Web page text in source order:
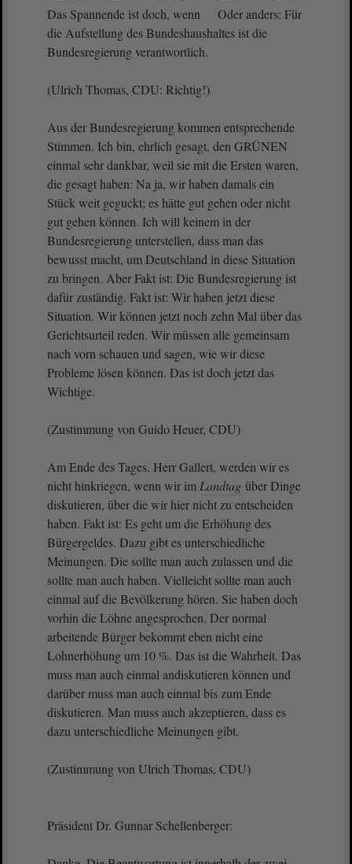
Das Spannende ist doch, wenn Oder anders: Für
die Aufstellung des Bundeshaushaltes ist die
Bundesregierung verantwortlich.
(Ulrich Thomas, CDU: Richtig!)
Aus der Bundesregierung kommen entsprechende
Stimmen. Ich bin, ehrlich gesagt, den GRÜNEN
einmal sehr dankbar, weil sie mit die Ersten waren,
die gesagt haben: Na ja, wir haben damals ein
Stück weit geguckt; es hätte gut gehen oder nicht
gut gehen können. Ich will keinem in der
Bundesregierung unterstellen, dass man das
bewusst macht, um Deutschland in diese Situation
zu bringen. Aber Fakt ist: Die Bundesregierung ist
dafür zuständig. Fakt ist: Wir haben jetzt diese
Situation. Wir können jetzt noch zehn Mal über das
Gerichtsurteil reden. Wir müssen alle gemeinsam
nach vorn schauen und sagen, wie wir diese
Probleme lösen können. Das ist doch jetzt das
Wichtige.
(Zustimmung von Guido Heuer, CDU)
Am Ende des Tages, Herr Gallert, werden wir es
nicht hinkriegen, wenn wir im Landtag über Dinge
diskutieren, über die wir hier nicht zu entscheiden
haben. Fakt ist: Es geht um die Erhöhung des
Bürgergeldes. Dazu gibt es unterschiedliche
Meinungen. Die sollte man auch zulassen und die
sollte man auch haben. Vielleicht sollte man auch
einmal auf die Bevölkerung hören. Sie haben doch
vorhin die Löhne angesprochen. Der normal
arbeitende Bürger bekommt eben nicht eine
Lohnerhöhung um 10 %. Das ist die Wahrheit. Das
muss man auch einmal andiskutieren können und
darüber muss man auch einmal bis zum Ende
diskutieren. Man muss auch akzeptieren, dass es
dazu unterschiedliche Meinungen gibt.
(Zustimmung von Ulrich Thomas, CDU)
Präsident Dr. Gunnar Schellenberger: